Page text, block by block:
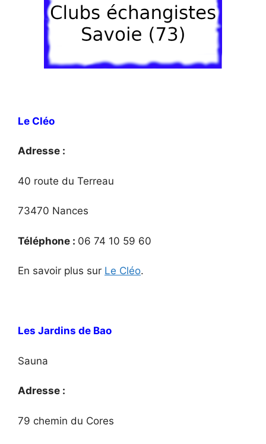
Le Cléo
Adresse :
40 route du Terreau
73470 Nances
Téléphone : 06 74 10 59 60
En savoir plus sur Le Cléo.
Les Jardins de Bao
Sauna
Adresse :
79 chemin du Cores